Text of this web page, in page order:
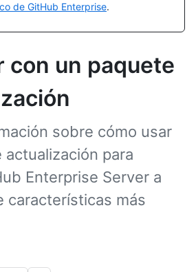
de GitHub Enterprise.
con un paquete
sobre cómo usar
para
Enterprise Server a
características más